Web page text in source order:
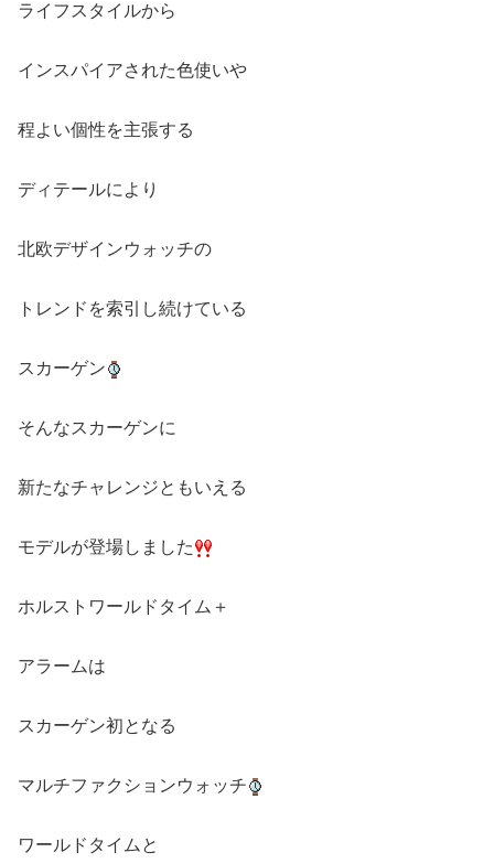
ライフスタイルから
インスパイアされた色使いや
程よい個性を主張する
ディテールにより
北欧デザインウォッチの
トレンドを索引し続けている
スカーゲン
そんなスカーゲンに
新たなチャレンジともいえる
モデルが登場しました
ホルストワールドタイム＋
アラームは
スカーゲン初となる
マルチファクションウォッチ
ワールドタイムと